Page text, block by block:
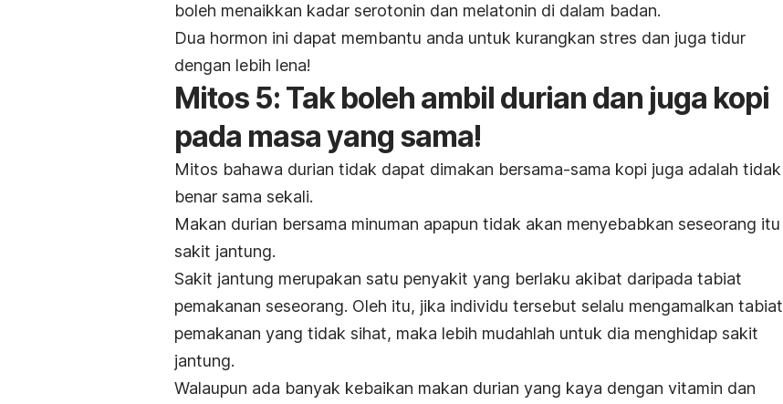
boleh menaikkan kadar serotonin dan melatonin di dalam badan.
Dua hormon ini dapat membantu anda untuk kurangkan stres dan juga tidur
dengan lebih lena!
Mitos 5: Tak boleh ambil durian dan juga kopi
pada masa yang sama!
Mitos bahawa durian tidak dapat dimakan bersama-sama kopi juga adalah tidak
benar sama sekali.
Makan durian bersama minuman apapun tidak akan menyebabkan seseorang itu
sakit jantung.
Sakit jantung merupakan satu penyakit yang berlaku akibat daripada tabiat
pemakanan seseorang. Oleh itu, jika individu tersebut selalu mengamalkan tabiat
pemakanan yang tidak sihat, maka lebih mudahlah untuk dia menghidap sakit
jantung.
Walaupun ada banyak kebaikan makan durian yang kaya dengan vitamin dan